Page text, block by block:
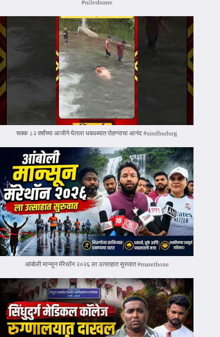
#nileshrane
चक्क ८२ वर्षांच्या आजीने घेतला धबधब्यात पोहण्याचा आनंद #sindhudurg
आंबोली मान्सून मॅरेथॉन २०२६ ला उत्साहात सुरुवात #marethone